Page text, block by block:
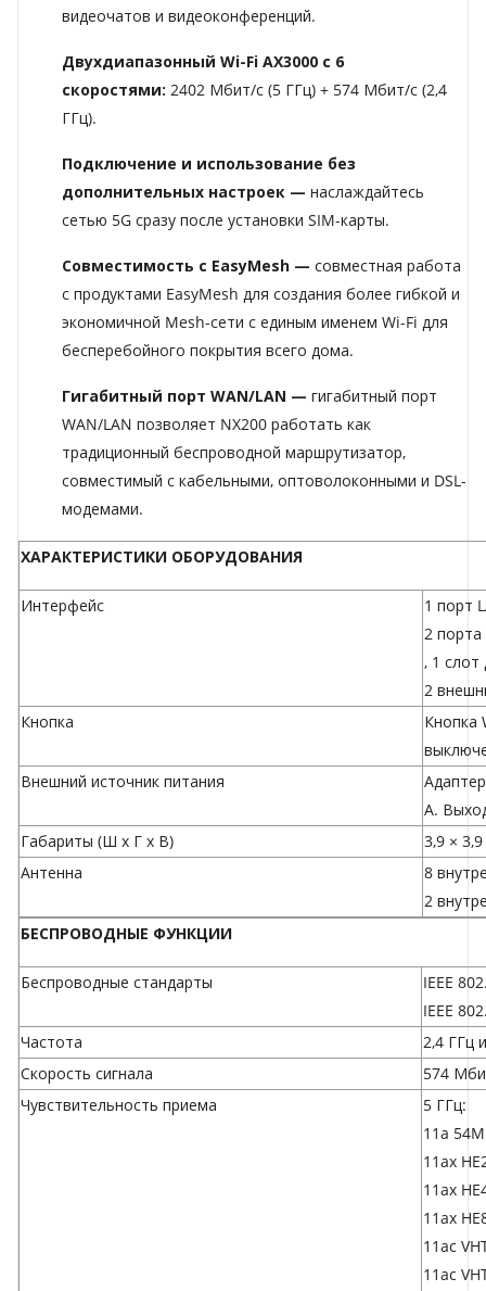
видеочатов и видеоконференций.
Двухдиапазонный Wi-Fi AX3000 с 6
скоростями: 2402 Мбит/с (5 ГГц) + 574 Мбит/с (2,4
ГГц).
Подключение и использование без
дополнительных настроек — наслаждайтесь
сетью 5G сразу после установки SIM-карты.
Совместимость с EasyMesh — совместная работа
с продуктами EasyMesh для создания более гибкой и
экономичной Mesh-сети с единым именем Wi-Fi для
бесперебойного покрытия всего дома.
Гигабитный порт WAN/LAN — гигабитный порт
WAN/LAN позволяет NX200 работать как
традиционный беспроводной маршрутизатор,
совместимый с кабельными, оптоволоконными и DSL-
модемами.
ХАРАКТЕРИСТИКИ ОБОРУДОВАНИЯ
Интерфейс
1 порт
2
, 1 слот
2
Кнопка
Кнопка
Внешний источник питания
А.
Габариты (Ш x Г x В)
3,9 ×
Антенна
8
2
БЕСПРОВОДНЫЕ ФУНКЦИИ
Беспроводные стандарты
IEEE
IEEE
Частота
2,4 ГГц
Скорость сигнала
574
Чувствительность приема
5 ГГц:
11a
11ax
11ax
11ax
11ac
11ac